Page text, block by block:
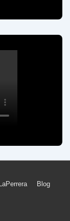
Blog